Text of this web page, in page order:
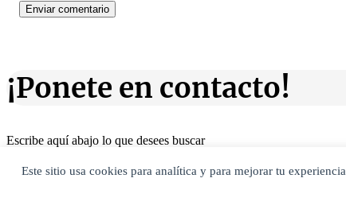
Este sitio usa cookies para analítica y para mejorar tu
¡Ponete en contacto!
Escribe aquí abajo lo que desees buscar
Buscar
Buscar